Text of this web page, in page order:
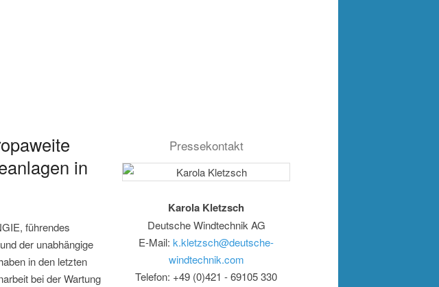
in
führendes
der unabhängige
in den letzten
bei der Wartung
Pressekontakt
Karola Kletzsch
Deutsche Windtechnik AG
E-Mail: k.kletzsch@deutsche-
windtechnik.com
Telefon: +49 (0)421 - 69105 330